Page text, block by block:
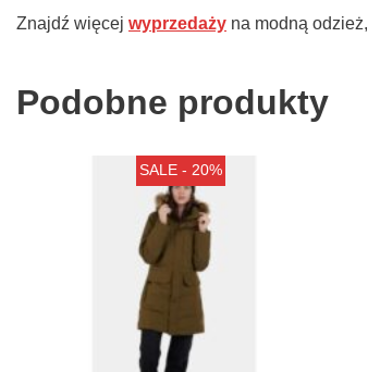
Znajdź więcej wyprzedaży na modną odzież,
Podobne produkty
SALE - 20%